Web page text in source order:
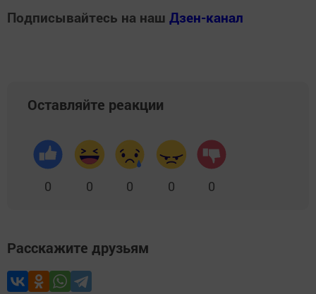
Подписывайтесь на наш Дзен-канал
Оставляйте реакции
0 0 0 0 0
Расскажите друзьям